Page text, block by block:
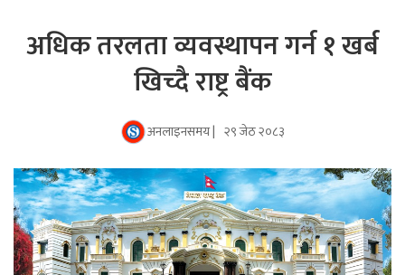
अधिक तरलता व्यवस्थापन गर्न १ खर्ब
खिच्दै राष्ट्र बैंक
अनलाइनसमय | २९ जेठ २०८३